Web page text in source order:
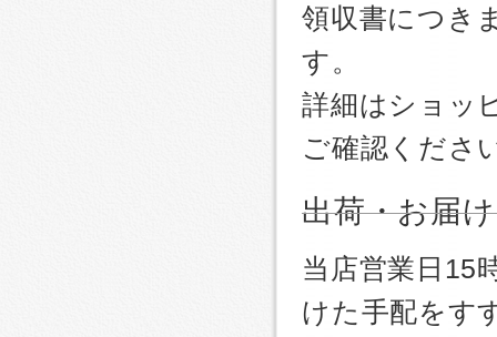
領収書につき
す。
詳細はショッ
ご確認くださ
出荷・お届
当店営業日15
けた手配をす